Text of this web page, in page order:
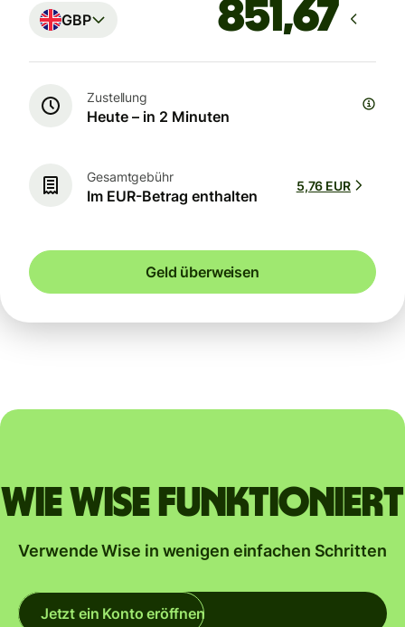
GBP
Zustellung
Heute – in 2 Minuten
Gesamtgebühr
Im EUR-Betrag enthalten
5,76 EUR
Geld überweisen
Wie Wise funktioniert
Verwende Wise in wenigen einfachen Schritten
Jetzt ein Konto eröffnen